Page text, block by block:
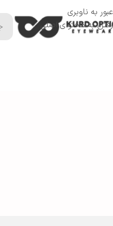
عبور به ناوبری
رفتن به محتوای اصلی